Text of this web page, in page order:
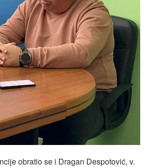
obratio se i Dragan Despotović, v.